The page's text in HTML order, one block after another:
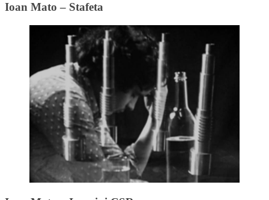
Ioan Mato – Stafeta